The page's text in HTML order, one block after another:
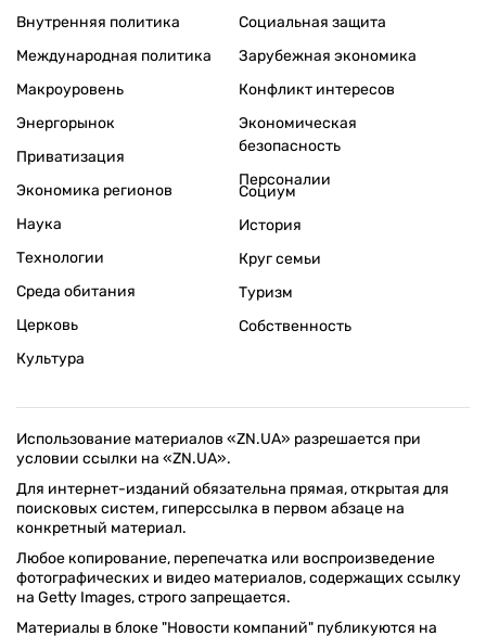
Внутренняя политика
Международная политика
Макроуровень
Энергорынок
Приватизация
Экономика регионов
Социальная защита
Зарубежная экономика
Конфликт интересов
Экономическая
безопасность
Персоналии
Наука
Технологии
Среда обитания
Церковь
Культура
Социум
История
Круг семьи
Туризм
Собственность
Использование материалов «ZN.UA» разрешается при
условии ссылки на «ZN.UA».
Для интернет-изданий обязательна прямая, открытая для
поисковых систем, гиперссылка в первом абзаце на
конкретный материал.
Любое копирование, перепечатка или воспроизведение
фотографических и видео материалов, содержащих ссылку
на Getty Images, строго запрещается.
Материалы в блоке "Новости компаний" публикуются на